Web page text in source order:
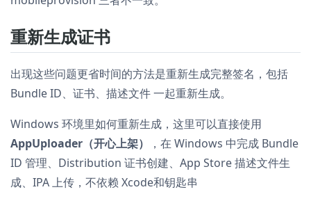
重新生成证书
出现这些问题更省时间的方法是重新生成完整签名，包括
Bundle ID、证书、描述文件 一起重新生成。
Windows 环境里如何重新生成，这里可以直接使用
AppUploader（开心上架）
，在 Windows 中完成 Bundle
ID 管理、Distribution 证书创建、App Store 描述文件生
成、IPA 上传，不依赖 Xcode和钥匙串